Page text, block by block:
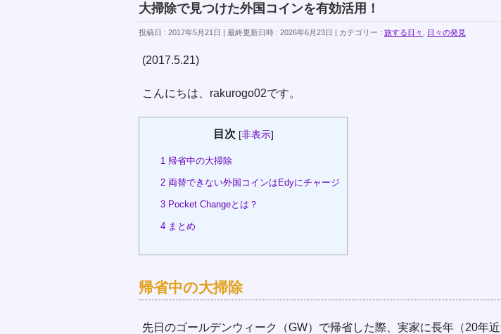
大掃除で見つけた外国コインを有効活用！
投稿日 : 2017年5月21日 最終更新日時 : 2026年6月23日 カテゴリー : 旅する日々 日々の発見
(2017.5.21)
こんにちは、rakurogo02です。
目次 [非表示]
1 帰省中の大掃除
2 両替できない外国コインはEdyにチャージ
3 Pocket Changeとは？
4 まとめ
帰省中の大掃除
先日のゴールデンウィーク（GW）で帰省した際、実家に長年（20年